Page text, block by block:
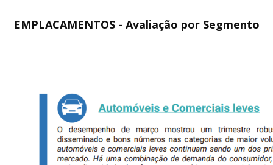
EMPLACAMENTOS - Avaliação por Segmento